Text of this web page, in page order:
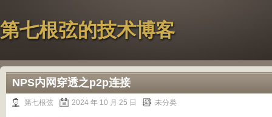
第七根弦的技术博客
NPS内网穿透之p2p连接
第七根弦 2024 年 10 月 25 日 未分类